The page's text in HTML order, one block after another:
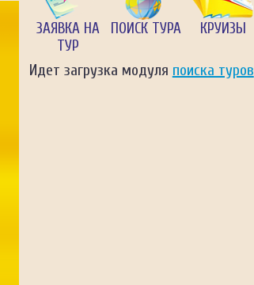
ЗАЯВКА НА
ТУР
ПОИСК ТУРА КРУИЗЫ
Идет загрузка модуля поиска туров